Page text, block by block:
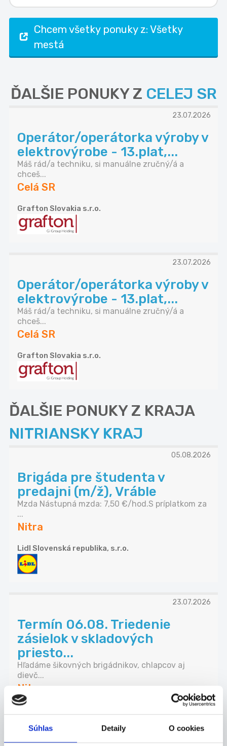
Súhlas Detaily O cookies
Chcem všetky ponuky z: Všetky
mestá
ĎALŠIE PONUKY Z CELEJ SR
23.07.2026
Operátor/operátorka výroby v
elektrovýrobe - 13.plat,...
Máš rád/a techniku, si manuálne zručný/á a
chceš...
Celá SR
Grafton Slovakia s.r.o.
23.07.2026
Operátor/operátorka výroby v
elektrovýrobe - 13.plat,...
Máš rád/a techniku, si manuálne zručný/á a
chceš...
Celá SR
Grafton Slovakia s.r.o.
ĎALŠIE PONUKY Z KRAJA
NITRIANSKY KRAJ
05.08.2026
Brigáda pre študenta v
predajni (m/ž), Vráble
Mzda Nástupná mzda: 7,50 €/hod.S príplatkom za
...
Nitra
Lidl Slovenská republika, s.r.o.
23.07.2026
Termín 06.08. Triedenie
zásielok v skladových
priesto...
Hľadáme šikovných brigádnikov, chlapcov aj
dievč...
Nitra